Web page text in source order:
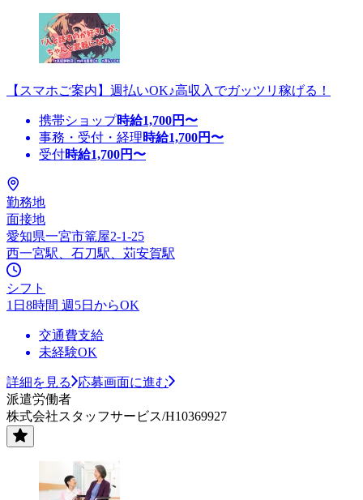
【スマホご案内】週払いOK♪高収入でガッツリ稼げる！
携帯ショップ時給1,700円〜
事務・受付・経理時給1,700円〜
受付時給1,700円〜
勤務地
面接地
愛知県一宮市篭屋2-1-25
西一宮駅、石刀駅、苅安賀駅
シフト
1日8時間 週5日からOK
交通費支給
未経験OK
詳細を見る
応募画面に進む
派遣労働者
株式会社スタッフサービス/H10369927